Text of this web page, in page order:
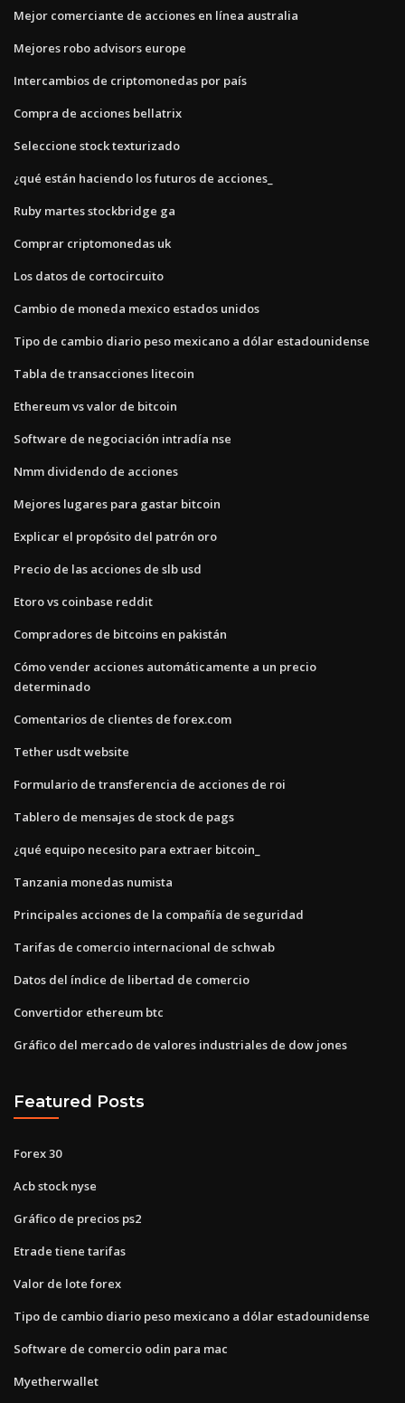
Mejor comerciante de acciones en línea australia
Mejores robo advisors europe
Intercambios de criptomonedas por país
Compra de acciones bellatrix
Seleccione stock texturizado
¿qué están haciendo los futuros de acciones_
Ruby martes stockbridge ga
Comprar criptomonedas uk
Los datos de cortocircuito
Cambio de moneda mexico estados unidos
Tipo de cambio diario peso mexicano a dólar estadounidense
Tabla de transacciones litecoin
Ethereum vs valor de bitcoin
Software de negociación intradía nse
Nmm dividendo de acciones
Mejores lugares para gastar bitcoin
Explicar el propósito del patrón oro
Precio de las acciones de slb usd
Etoro vs coinbase reddit
Compradores de bitcoins en pakistán
Cómo vender acciones automáticamente a un precio
determinado
Comentarios de clientes de forex.com
Tether usdt website
Formulario de transferencia de acciones de roi
Tablero de mensajes de stock de pags
¿qué equipo necesito para extraer bitcoin_
Tanzania monedas numista
Principales acciones de la compañía de seguridad
Tarifas de comercio internacional de schwab
Datos del índice de libertad de comercio
Convertidor ethereum btc
Gráfico del mercado de valores industriales de dow jones
Featured Posts
Forex 30
Acb stock nyse
Gráfico de precios ps2
Etrade tiene tarifas
Valor de lote forex
Tipo de cambio diario peso mexicano a dólar estadounidense
Software de comercio odin para mac
Myetherwallet